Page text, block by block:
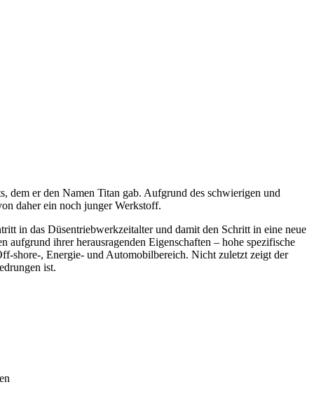
dem er den Namen Titan gab. Aufgrund des schwierigen und
daher ein noch junger Werkstoff.
in das Düsentriebwerkzeitalter und damit den Schritt in eine neue
ihrer herausragenden Eigenschaften – hohe spezifische
shore-, Energie- und Automobilbereich. Nicht zuletzt zeigt der
ist.